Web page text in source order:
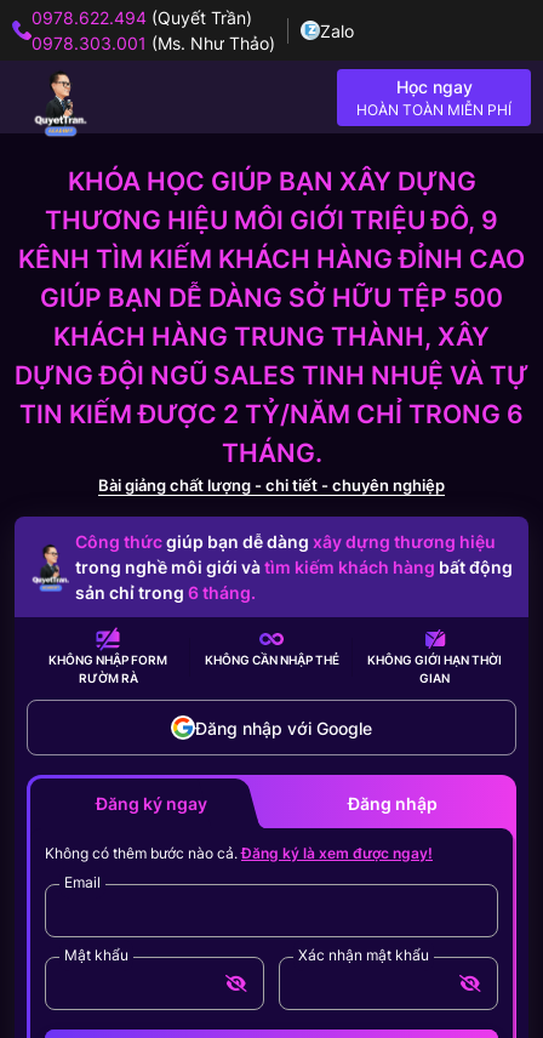
0978.622.494 (Quyết Trần)
0978.303.001 (Ms. Như Thảo)
Zalo
Học ngay
HOÀN TOÀN MIỄN PHÍ
KHÓA HỌC GIÚP BẠN XÂY DỰNG
THƯƠNG HIỆU MÔI GIỚI TRIỆU ĐÔ, 9
KÊNH TÌM KIẾM KHÁCH HÀNG ĐỈNH CAO
GIÚP BẠN DỄ DÀNG SỞ HỮU TỆP 500
KHÁCH HÀNG TRUNG THÀNH, XÂY
DỰNG ĐỘI NGŨ SALES TINH NHUỆ VÀ TỰ
TIN KIẾM ĐƯỢC 2 TỶ/NĂM CHỈ TRONG 6
THÁNG.
Bài giảng chất lượng - chi tiết - chuyên nghiệp
Công thứcgiúp bạn dễ dàng xây dựng thương hiệu
trong nghề môi giới vàtìm kiếm khách hàng bất động
sản chỉ trong 6 tháng.
KHÔNG NHẬP FORM
RƯỜM RÀ
KHÔNG CẦNNHẬP THẺ KHÔNG GIỚI HẠNTHỜI
GIAN
Đăng nhập với Google
Đăng ký ngay Đăng nhập
Không có thêm bước nào cả.Đăng ký là xem được ngay!
Email
Mật khẩu Xác nhận mật khẩu